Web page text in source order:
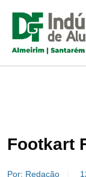
Footkart
Por: Redação